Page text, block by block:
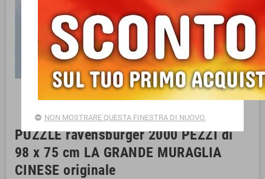
PUZZLE ravensburger 2000 PEZZI di
98 x 75 cm LA GRANDE MURAGLIA
CINESE originale
NON MOSTRARE QUESTA FINESTRA DI NUOVO.